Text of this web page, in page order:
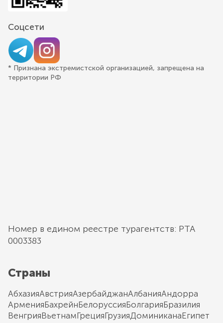
Соцсети
* Признана экстремистской организацией, запрещена на
территории РФ
Номер в едином реестре турагентств: РТА
0003383
Страны
АбхазияАвстрияАзербайджанАлбанияАндорра
АрменияБахрейнБелоруссияБолгарияБразилия
ВенгрияВьетнамГрецияГрузияДоминиканаЕгипет